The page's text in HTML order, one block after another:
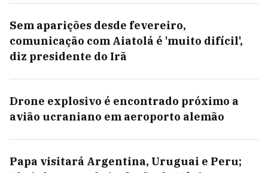
Sem aparições desde fevereiro,
comunicação com Aiatolá é 'muito difícil',
diz presidente do Irã
Drone explosivo é encontrado próximo a
avião ucraniano em aeroporto alemão
Papa visitará Argentina, Uruguai e Peru;